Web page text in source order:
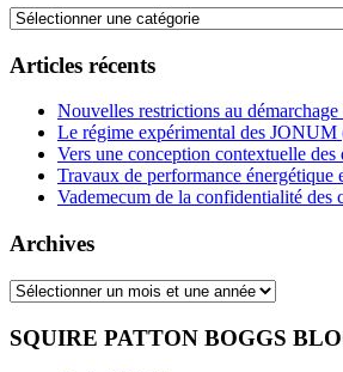
Thèmes
Articles récents
Nouvelles restrictions au
Le régime expérimental des
Vers une conception contextuelle
Travaux de performance
Vademecum de la confidentialité des
Archives
Archives
SQUIRE PATTON BOGGS